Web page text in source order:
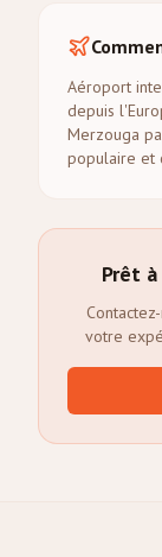
Aéroport
depuis
Merzouga
populaire et
Prêt
votre